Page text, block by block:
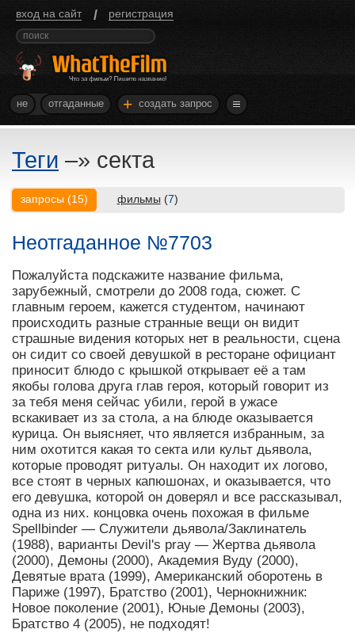
вход на сайт / регистрация
не отгаданные + создать запрос
Теги –» секта
запросы (15) фильмы (7)
Неотгаданное №7703
Пожалуйста подскажите название фильма,
зарубежный, смотрели до 2008 года, сюжет. С
главным героем, кажется студентом, начинают
происходить разные странные вещи он видит
страшные видения которых нет в реальности, сцена
он сидит со своей девушкой в ресторане официант
приносит блюдо с крышкой открывает её а там
якобы голова друга глав героя, который говорит из
за тебя меня сейчас убили, герой в ужасе
вскакивает из за стола, а на блюде оказывается
курица. Он выясняет, что является избранным, за
ним охотится какая то секта или культ дьявола,
которые проводят ритуалы. Он находит их логово,
все стоят в черных капюшонах, и оказывается, что
его девушка, которой он доверял и все рассказывал,
одна из них. концовка очень похожая в фильме
Spellbinder — Служители дьявола/Заклинатель
(1988), варианты Devil's pray — Жертва дьявола
(2000), Демоны (2000), Академия Вуду (2000),
Девятые врата (1999), Американский оборотень в
Париже (1997), Братство (2001), Чернокнижник:
Новое поколение (2001), Юные Демоны (2003),
Братство 4 (2005), не подходят!